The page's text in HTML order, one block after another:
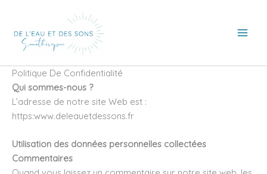
contenu
Politique De Confidentialité
Qui sommes-nous ?
L’adresse de notre site Web est :
https:www.deleauetdessons.fr
Utilisation des données personnelles collectées
Commentaires